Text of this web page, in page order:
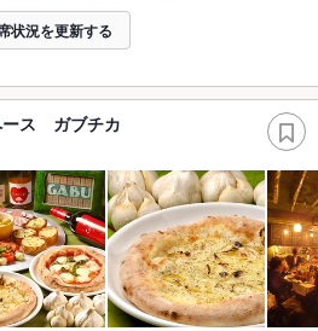
状況を更新する
ース ガブチカ